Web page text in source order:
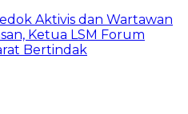
Aktivis dan Wartawan
Ketua LSM Forum
Bertindak